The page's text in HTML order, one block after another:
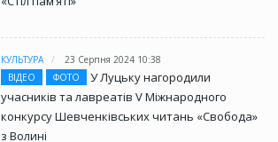
КУЛЬТУРА
23 Серпня 2024 10:38
ВІДЕО
ФОТО
У Луцьку нагородили
учасників та лавреатів V Міжнародного
конкурсу Шевченківських читань «Свобода»
з Волині